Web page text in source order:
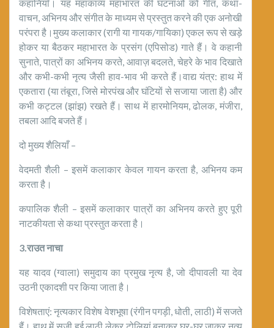
कहानियाँ। यह महाकाव्य महाभारत की घटनाओं को गीत, कथा-
वाचन, अभिनय और संगीत के माध्यम से प्रस्तुत करने की एक अनोखी
परंपरा है।मुख्य कलाकार (रागी या गायक/गायिका) एकल रूप से खड़े
होकर या बैठकर महाभारत के प्रसंग (एपिसोड) गाते हैं। वे कहानी
सुनाते, पात्रों का अभिनय करते, आवाज़ बदलते, चेहरे के भाव दिखाते
और कभी-कभी नृत्य जैसी हाव-भाव भी करते हैं।वाद्य यंत्र: हाथ में
एकतारा (या तंबूरा, जिसे मोरपंख और घंटियों से सजाया जाता है) और
कभी कट्टल (झांझ) रखते हैं। साथ में हारमोनियम, ढोलक, मंजीरा,
तबला आदि बजते हैं।
दो मुख्य शैलियाँ –
वेदमती शैली – इसमें कलाकार केवल गायन करता है, अभिनय कम
करता है।
कपालिक शैली – इसमें कलाकार पात्रों का अभिनय करते हुए पूरी
नाटकीयता से कथा प्रस्तुत करता है।
3. राउतनाचा
यह यादव (ग्वाला) समुदाय का प्रमुख नृत्य है, जो दीपावली या देव
उठनी एकादशी पर किया जाता है।
विशेषताएं: नृत्यकार विशेष वेशभूषा (रंगीन पगड़ी, धोती, लाठी) में सजते
हैं। हाथ में सजी हुई लाठी लेकर टोलियां बनाकर घर-घर जाकर नृत्य